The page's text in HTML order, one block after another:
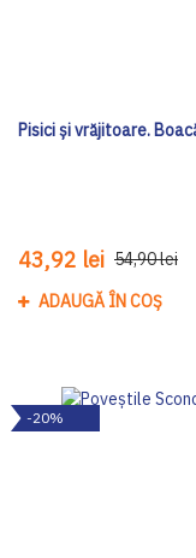
Pisici și vrăjitoare.
43,92 lei 54,90 lei
ADAUGĂ ÎN COȘ
-20%